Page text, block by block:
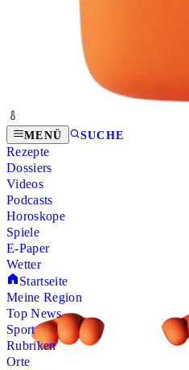
MENÜ SUCHE
Rezepte
Dossiers
Videos
Podcasts
Horoskope
Spiele
E-Paper
Wetter
Startseite
Meine Region
Top News
Sport
Rubriken
Orte